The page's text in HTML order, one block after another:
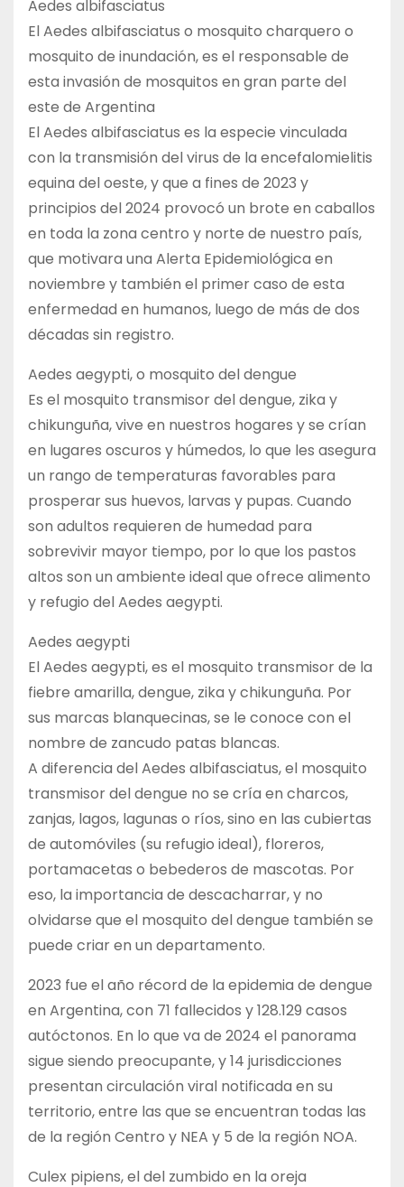
Aedes albifasciatus
El Aedes albifasciatus o mosquito charquero o
mosquito de inundación, es el responsable de
esta invasión de mosquitos en gran parte del
este de Argentina
El Aedes albifasciatus es la especie vinculada
con la transmisión del virus de la encefalomielitis
equina del oeste, y que a fines de 2023 y
principios del 2024 provocó un brote en caballos
en toda la zona centro y norte de nuestro país,
que motivara una Alerta Epidemiológica en
noviembre y también el primer caso de esta
enfermedad en humanos, luego de más de dos
décadas sin registro.
Aedes aegypti, o mosquito del dengue
Es el mosquito transmisor del dengue, zika y
chikunguña, vive en nuestros hogares y se crían
en lugares oscuros y húmedos, lo que les asegura
un rango de temperaturas favorables para
prosperar sus huevos, larvas y pupas. Cuando
son adultos requieren de humedad para
sobrevivir mayor tiempo, por lo que los pastos
altos son un ambiente ideal que ofrece alimento
y refugio del Aedes aegypti.
Aedes aegypti
El Aedes aegypti, es el mosquito transmisor de la
fiebre amarilla, dengue, zika y chikunguña. Por
sus marcas blanquecinas, se le conoce con el
nombre de zancudo patas blancas.
A diferencia del Aedes albifasciatus, el mosquito
transmisor del dengue no se cría en charcos,
zanjas, lagos, lagunas o ríos, sino en las cubiertas
de automóviles (su refugio ideal), floreros,
portamacetas o bebederos de mascotas. Por
eso, la importancia de descacharrar, y no
olvidarse que el mosquito del dengue también se
puede criar en un departamento.
2023 fue el año récord de la epidemia de dengue
en Argentina, con 71 fallecidos y 128.129 casos
autóctonos. En lo que va de 2024 el panorama
sigue siendo preocupante, y 14 jurisdicciones
presentan circulación viral notificada en su
territorio, entre las que se encuentran todas las
de la región Centro y NEA y 5 de la región NOA.
Culex pipiens, el del zumbido en la oreja